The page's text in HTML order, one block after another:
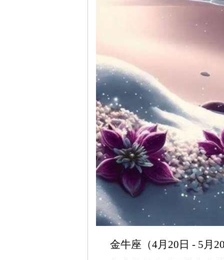
金牛座（4月20日 - 5月